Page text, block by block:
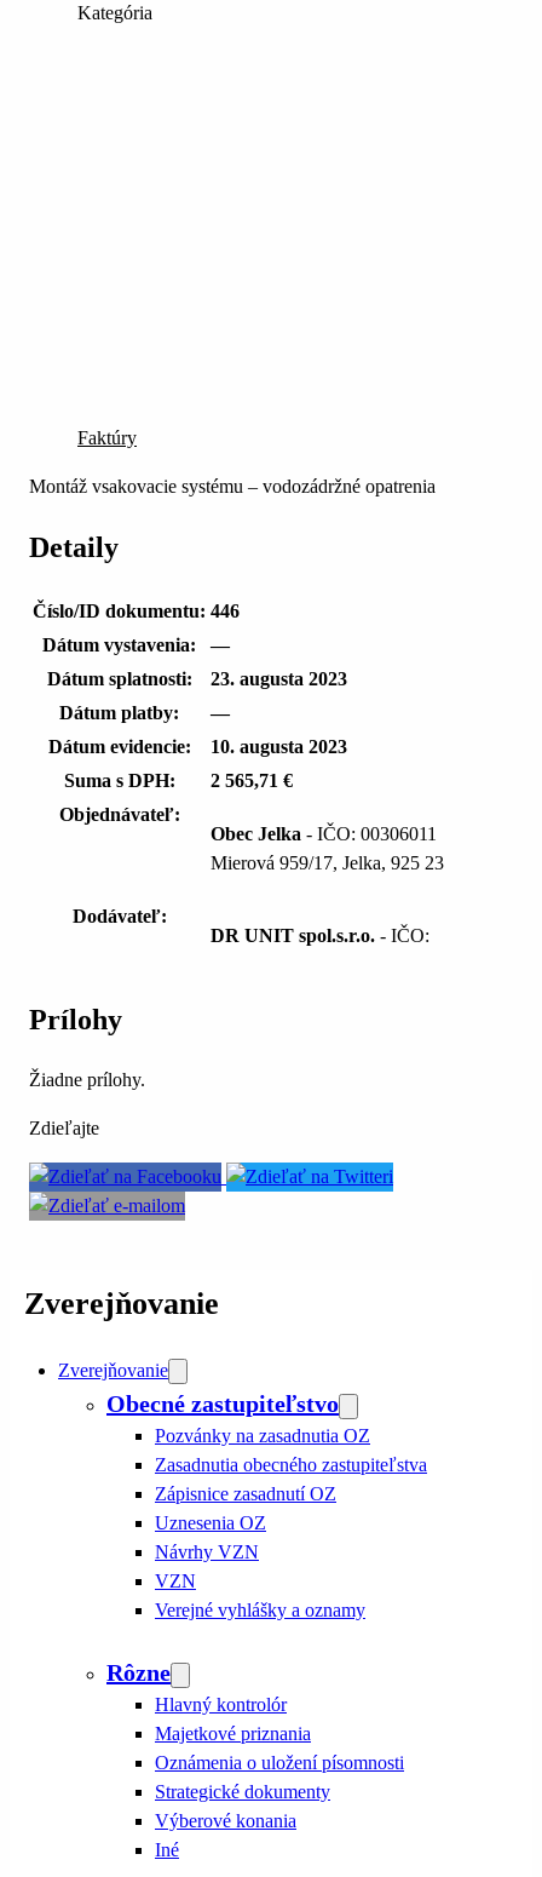
Kategória
Faktúry
Montáž vsakovacie systému – vodozádržné opatrenia
Detaily
Číslo/ID dokumentu: 446
Dátum vystavenia:
—
Dátum splatnosti:
23. augusta 2023
Dátum platby:
—
Dátum evidencie:
10. augusta 2023
Suma s DPH:
2 565,71 €
Objednávateľ:
Obec Jelka - IČO: 00306011
Mierová 959/17, Jelka, 925 23
Dodávateľ:
DR UNIT spol.s.r.o. - IČO:
Prílohy
Žiadne prílohy.
Zdieľajte
Zverejňovanie
Zverejňovanie
Obecné zastupiteľstvo
Pozvánky na zasadnutia OZ
Zasadnutia obecného zastupiteľstva
Zápisnice zasadnutí OZ
Uznesenia OZ
Návrhy VZN
VZN
Verejné vyhlášky a oznamy
Rôzne
Hlavný kontrolór
Majetkové priznania
Oznámenia o uložení písomnosti
Strategické dokumenty
Výberové konania
Iné